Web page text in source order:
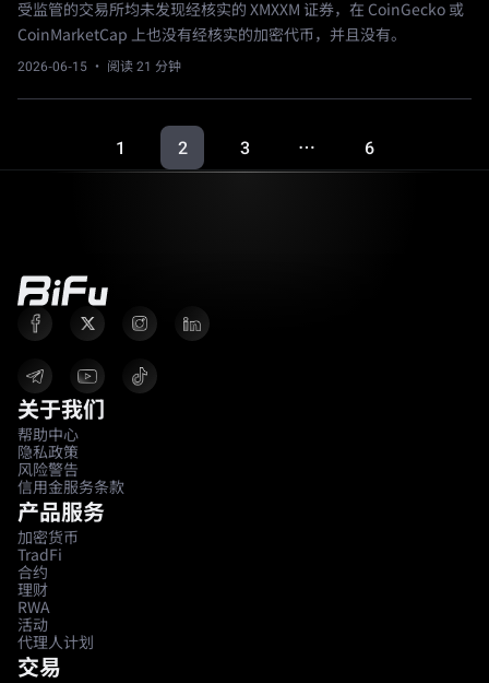
受监管的交易所均未发现经核实的 XMXXM 证券，在 CoinGecko 或
CoinMarketCap 上也没有经核实的加密代币，并且没有。
2026-06-15 · 阅读 21 分钟
1 2 3 … 6
关于我们
帮助中心
隐私政策
风险警告
信用金服务条款
产品服务
加密货币
TradFi
合约
理财
RWA
活动
代理人计划
交易